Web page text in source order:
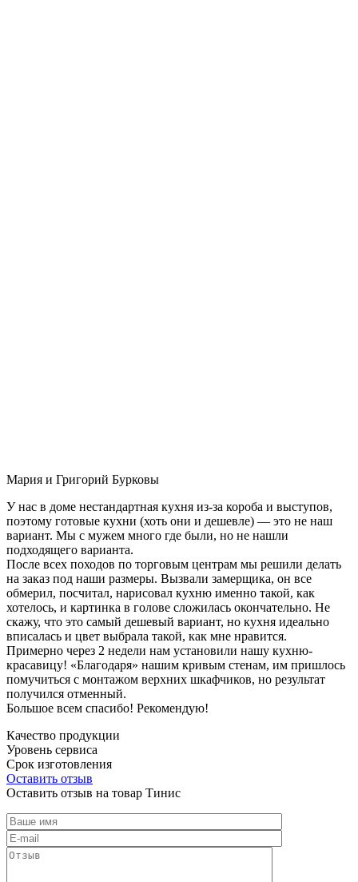
Мария и Григорий Бурковы
У нас в доме нестандартная кухня из-за короба и выступов,
поэтому готовые кухни (хоть они и дешевле) — это не наш
вариант. Мы с мужем много где были, но не нашли
подходящего варианта.
После всех походов по торговым центрам мы решили делать
на заказ под наши размеры. Вызвали замерщика, он все
обмерил, посчитал, нарисовал кухню именно такой, как
хотелось, и картинка в голове сложилась окончательно. Не
скажу, что это самый дешевый вариант, но кухня идеально
вписалась и цвет выбрала такой, как мне нравится.
Примерно через 2 недели нам установили нашу кухню-
красавицу! «Благодаря» нашим кривым стенам, им пришлось
помучиться с монтажом верхних шкафчиков, но результат
получился отменный.
Большое всем спасибо! Рекомендую!
Качество продукции
Уровень сервиса
Срок изготовления
Оставить отзыв
Оставить отзыв на товар Тинис